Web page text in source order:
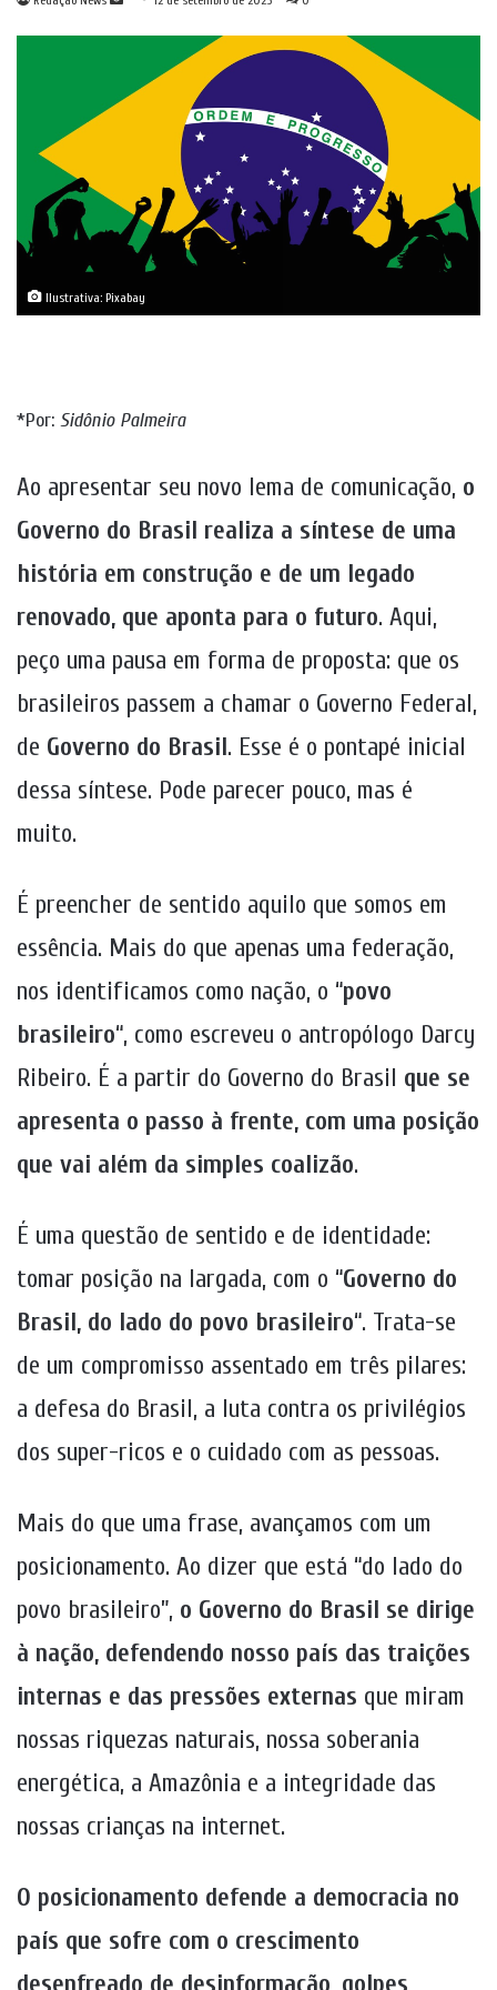
Ilustrativa: Pixabay
*Por: Sidônio Palmeira
Ao apresentar seu novo lema de comunicação, o
Governo do Brasil realiza a síntese de uma
história em construção e de um legado
renovado, que aponta para o futuro. Aqui,
peço uma pausa em forma de proposta: que os
brasileiros passem a chamar o Governo Federal,
de Governo do Brasil. Esse é o pontapé inicial
dessa síntese. Pode parecer pouco, mas é
muito.
É preencher de sentido aquilo que somos em
essência. Mais do que apenas uma federação,
nos identificamos como nação, o “povo
brasileiro“, como escreveu o antropólogo Darcy
Ribeiro. É a partir do Governo do Brasil que se
apresenta o passo à frente, com uma posição
que vai além da simples coalizão.
É uma questão de sentido e de identidade:
tomar posição na largada, com o “Governo do
Brasil, do lado do povo brasileiro“. Trata-se
de um compromisso assentado em três pilares:
a defesa do Brasil, a luta contra os privilégios
dos super-ricos e o cuidado com as pessoas.
Mais do que uma frase, avançamos com um
posicionamento. Ao dizer que está “do lado do
povo brasileiro”, o Governo do Brasil se dirige
à nação, defendendo nosso país das traições
internas e das pressões externas que miram
nossas riquezas naturais, nossa soberania
energética, a Amazônia e a integridade das
nossas crianças na internet.
O posicionamento defende a democracia no
país que sofre com o crescimento
desenfreado de desinformação, golpes,